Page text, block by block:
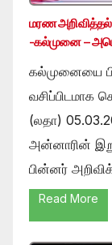
மரண அறிவித்தல்
-கல்முனை –
கல்முனையை
வசிப்பிடமாக
(லதா)
அன்னாரின்
பின்னர்
Read More